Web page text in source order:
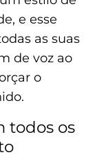
e esse
as suas
de voz ao
o
todos os